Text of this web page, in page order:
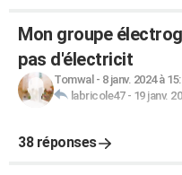
Mon groupe
pas d'électricit
Tomwal - 8 janv. 2024 à
labricole47- 19 janv.
38 réponses